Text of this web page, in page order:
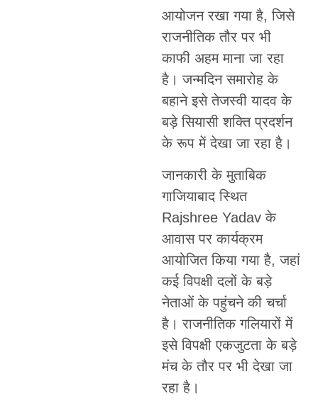
आयोजन रखा गया है, जिसे
राजनीतिक तौर पर भी
काफी अहम माना जा रहा
है। जन्मदिन समारोह के
बहाने इसे तेजस्वी यादव के
बड़े सियासी शक्ति प्रदर्शन
के रूप में देखा जा रहा है।
जानकारी के मुताबिक
गाजियाबाद स्थित
Rajshree Yadav के
आवास पर कार्यक्रम
आयोजित किया गया है, जहां
कई विपक्षी दलों के बड़े
नेताओं के पहुंचने की चर्चा
है। राजनीतिक गलियारों में
इसे विपक्षी एकजुटता के बड़े
मंच के तौर पर भी देखा जा
रहा है।